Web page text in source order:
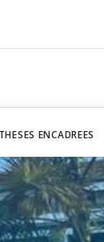
THESES ENCADREES